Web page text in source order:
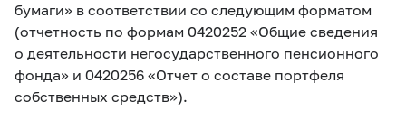
бумаги» в соответствии со следующим форматом
(отчетность по формам 0420252 «Общие сведения
о деятельности негосударственного пенсионного
фонда» и 0420256 «Отчет о составе портфеля
собственных средств»).